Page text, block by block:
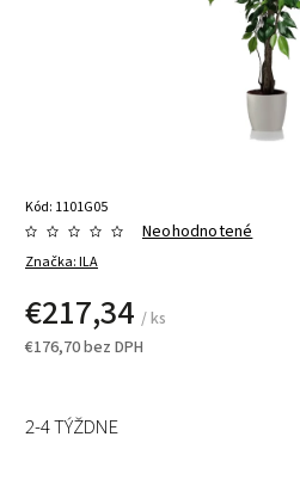
Kód: 1101G05
Značka:ILA
Neohodnotené
€217,34 / ks
€176,70 bez DPH
2-4 TÝŽDNE